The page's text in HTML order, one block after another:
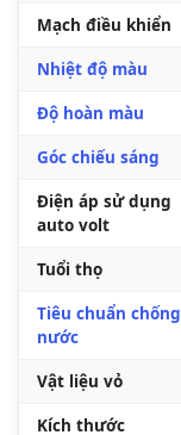
Mạch điều khiển
Nhiệt độ màu
Độ hoàn màu
Góc chiếu sáng
Điện áp sử dụng
auto volt
Tuổi thọ
Tiêu chuẩn chống
nước
Vật liệu vỏ
Kích thước